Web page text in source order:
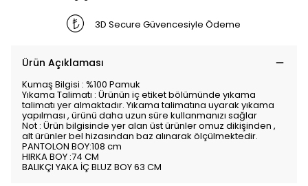
3D Secure Güvencesiyle Ödeme
Ürün Açıklaması
Kumaş Bilgisi : %100 Pamuk
Yıkama Talimatı : Ürünün iç etiket bölümünde yıkama
talimatı yer almaktadır. Yıkama talimatına uyarak yıkama
yapılması , ürünü daha uzun süre kullanmanızı sağlar
Not : Ürün bilgisinde yer alan üst ürünler omuz dikişinden ,
alt ürünler bel hizasından baz alınarak ölçülmektedir.
PANTOLON BOY:108 cm
HIRKA BOY :74 CM
BALIKÇI YAKA İÇ BLUZ BOY 63 CM